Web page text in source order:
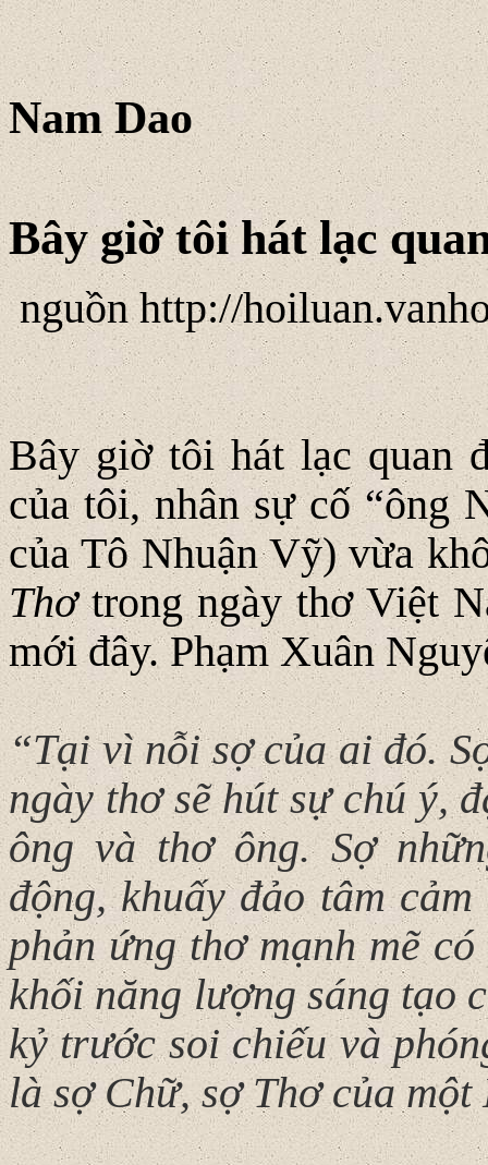
Nam Dao
Bây giờ tôi hát lạc
nguồn http://
Bây giờ tôi hát lạc quan
của tôi, nhân sự cố “ông
của Tô Nhuận Vỹ) vừa
Thơtrong ngày thơ Việt
mới đây. Phạm Xuân
“Tại vì nỗi sợ của ai đó.
ngày thơ sẽ hút sự chú ý,
ông và thơ ông. Sợ
động, khuấy đảo tâm
phản ứng thơ mạnh mẽ
khối năng lượng sáng tạo
kỷ trước soi chiếu và
là sợ Chữ, sợ Thơ của một